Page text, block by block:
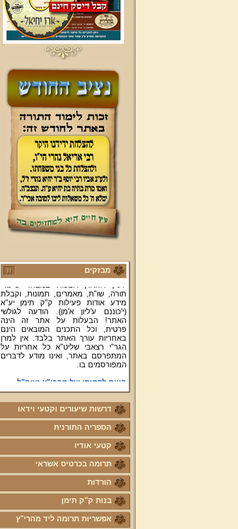
מבזקים
ברוכים הבאים לאתר מהרי"ץ
יד מהרי"ץ - פורטל תורני למורשת יהדות
תימן, האתר הרשמי להנצחת מורשתו
של גאון רבני תימן ותפארתם מהרי"ץ
זצוק"ל. באתר תמצאו גם תכנים תורניים
והלכתיים רבים של מרן הגאון הרב יצחק
ושו"ת עולת יצחק ג"ח ועוד, וכן תוכלו
לעיין ולהאזין ולצפות במבחר שיעורי
מידע אודות פעילות ק"ק תימן יע"א
(י'כוננם ע'ליון א'מן). הודעה לגולשי
האתר! הבעלות על אתר זה הינה
פרטית, וכל התכנים המובאים הינם
באחריות עורך האתר בלבד. אין למרן
הגר"י רצאבי שליט"א כל אחריות על
המתפרסם באתר, ואינו מודע לדברים
המפורסמים בו.
פניה נרגשת אל אחינו בני עדת תימן
טופס הוראת קבע
לוח לימוד "עמוד יומי" בספר הזוהר
הקדוש
קול קורא לעמוד על משמר מסורת
ק"ק תימן יע"א וחיזוקה
פרשת השבוע להאזנה מאת החזן
ה"ה יהודה דהרי הי"ו
הרשמה לקהילת מהרי"ץ
דרשות שיעורים וקטעי וידאו
הספריה התורנית
קטעי אודיו
תרומה בכרטיס אשראי
הורדות
בנות ק"ק תימן
אפשריות תרומה ליד מהרי"ץ